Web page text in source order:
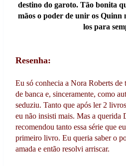
destino do garoto. Tão bonita
mãos o poder de unir os Quinn
los para
Resenha:
Eu só conhecia a Nora Roberts
de banca e, sinceramente, como
seduziu. Tanto que após ler 2
eu não insisti mais. Mas a querida
recomendou tanto essa série que
primeiro livro. Eu queria saber o
amada e então resolvi arriscar.